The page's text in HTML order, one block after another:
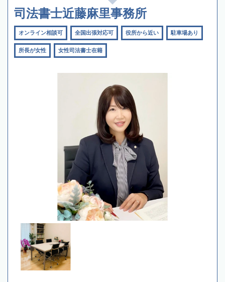
司法書士近藤麻里事務所
オンライン相談可 全国出張対応可 役所から近い 駐車場あり
所長が女性 女性司法書士在籍